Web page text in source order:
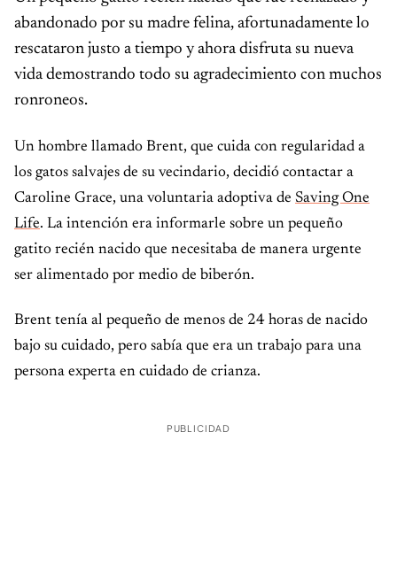
abandonado por su madre felina, afortunadamente lo
rescataron justo a tiempo y ahora disfruta su nueva
vida demostrando todo su agradecimiento con muchos
ronroneos.
Un hombre llamado Brent, que cuida con regularidad a
los gatos salvajes de su vecindario, decidió contactar a
Caroline Grace, una voluntaria adoptiva de Saving One
Life. La intención era informarle sobre un pequeño
gatito recién nacido que necesitaba de manera urgente
ser alimentado por medio de biberón.
Brent tenía al pequeño de menos de 24 horas de nacido
bajo su cuidado, pero sabía que era un trabajo para una
persona experta en cuidado de crianza.
PUBLICIDAD